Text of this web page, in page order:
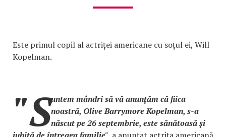
Este primul copil al actriţei americane cu soţul ei, Will
Kopelman.
"Suntem mândri să vă anunţăm că fiica
noastră, Olive Barrymore Kopelman, s-a
născut pe 26 septembrie, este sănătoasă şi